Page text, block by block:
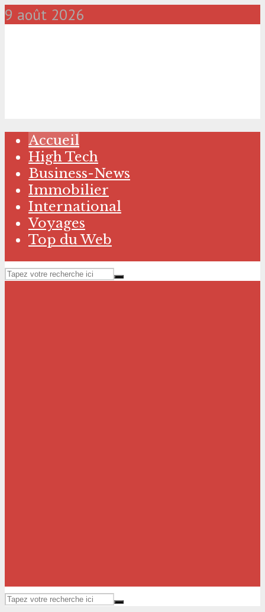
9 août 2026
Accueil
High Tech
Business-News
Immobilier
International
Voyages
Top du Web